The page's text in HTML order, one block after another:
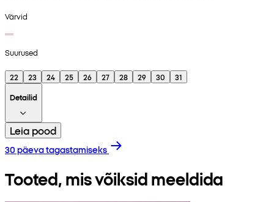
Värvid
Suurused
22 23 24 25 26 27 28 29 30
31
Detailid
Leia pood
30 päeva tagastamiseks
Tooted, mis võiksid meeldida